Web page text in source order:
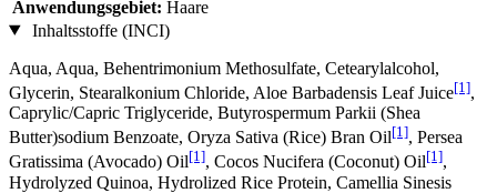
Anwendungsgebiet: Haare
Inhaltsstoffe (INCI)
Aqua, Aqua, Behentrimonium Methosulfate, Cetearylalcohol,
Glycerin, Stearalkonium Chloride, Aloe Barbadensis Leaf Juice[1],
Caprylic/Capric Triglyceride, Butyrospermum Parkii (Shea
Butter)sodium Benzoate, Oryza Sativa (Rice) Bran Oil[1], Persea
Gratissima (Avocado) Oil[1], Cocos Nucifera (Coconut) Oil[1],
Hydrolyzed Quinoa, Hydrolized Rice Protein, Camellia Sinesis